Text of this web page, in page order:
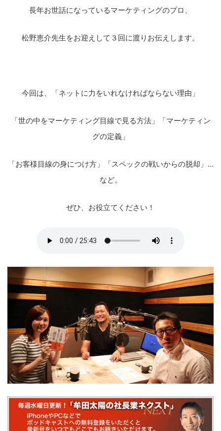
長年お世話になっているマーケティングのプロ、
松野恵介先生をお迎えして３回に渡りお伝えします。
今回は、「ネットに力をいれなければならない理由」
「世の中をマーケティング目線で見る方法」「マーケティン
グの定義」
「お客様目線の身につけ方」「スペックの戦いからの脱却」…
など。
ぜひ、お役立てください！